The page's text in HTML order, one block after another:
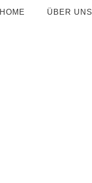
HOME ÜBER UNS